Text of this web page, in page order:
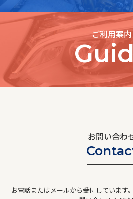
ご利用案内
お問い合わ
お電話またはメールから受付しています